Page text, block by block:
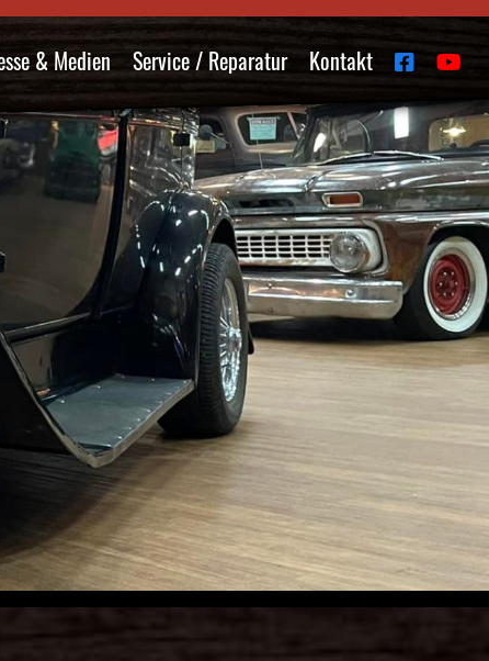
& Medien Service / Reparatur Kontakt